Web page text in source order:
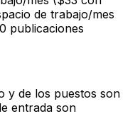
de trabajo/mes
publicaciones
y de los puestos son
entrada son